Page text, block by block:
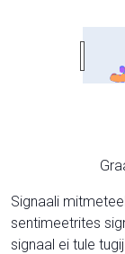
Signaali
sentimeetrites
signaal ei tule